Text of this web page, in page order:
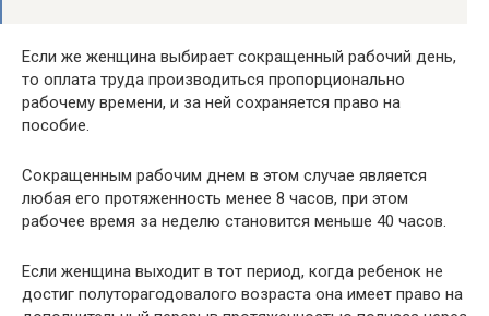
Если же женщина выбирает сокращенный рабочий день,
то оплата труда производиться пропорционально
рабочему времени, и за ней сохраняется право на
пособие.
Сокращенным рабочим днем в этом случае является
любая его протяженность менее 8 часов, при этом
рабочее время за неделю становится меньше 40 часов.
Если женщина выходит в тот период, когда ребенок не
достиг полуторагодовалого возраста она имеет право на